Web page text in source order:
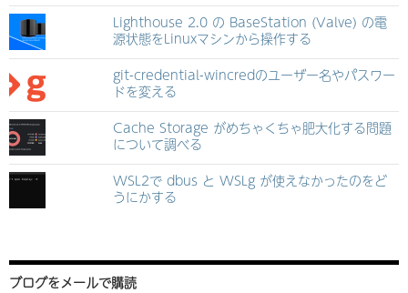
Lighthouse 2.0 の BaseStation (Valve) の電
源状態をLinuxマシンから操作する
git-credential-wincredのユーザー名やパスワー
ドを変える
Cache Storage がめちゃくちゃ肥大化する問題
について調べる
WSL2で dbus と WSLg が使えなかったのをど
うにかする
ブログをメールで購読